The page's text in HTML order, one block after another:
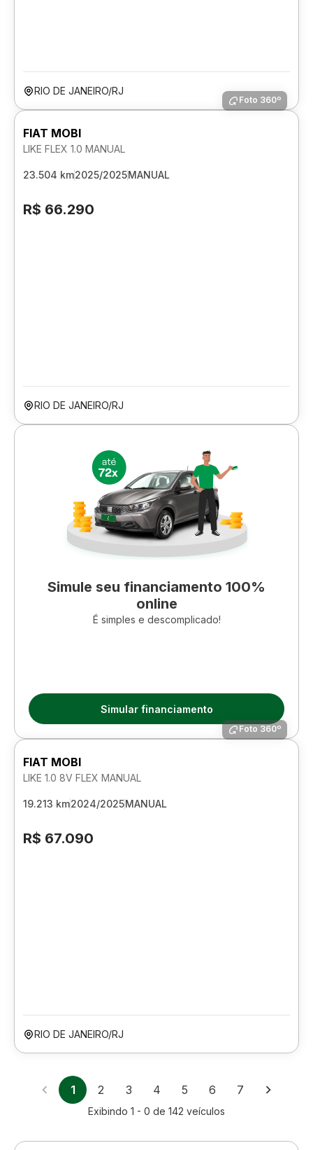
RIO DE JANEIRO/RJ
Foto 360º
FIAT MOBI
LIKE FLEX 1.0 MANUAL
23.504 km2025/2025MANUAL
R$ 66.290
RIO DE JANEIRO/RJ
Simule seu financiamento 100%
online
É simples e descomplicado!
Simular financiamento
Foto 360º
FIAT MOBI
LIKE 1.0 8V FLEX MANUAL
19.213 km2024/2025MANUAL
R$ 67.090
RIO DE JANEIRO/RJ
1 2 3 4 5 6 7
Exibindo 1 - 0 de 142 veículos